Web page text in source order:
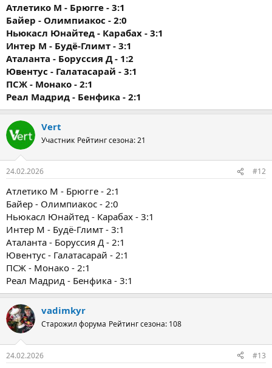
Атлетико М - Брюгге - 3:1
Байер - Олимпиакос - 2:0
Ньюкасл Юнайтед - Карабах - 3:1
Интер М - Будё-Глимт - 3:1
Аталанта - Боруссия Д - 1:2
Ювентус - Галатасарай - 3:1
ПСЖ - Монако - 2:1
Реал Мадрид - Бенфика - 2:1
Vert
Участник Рейтинг сезона: 21
24.02.2026 #12
Атлетико М - Брюгге - 2:1
Байер - Олимпиакос - 2:0
Ньюкасл Юнайтед - Карабах - 3:1
Интер М - Будё-Глимт - 3:1
Аталанта - Боруссия Д - 2:1
Ювентус - Галатасарай - 2:1
ПСЖ - Монако - 2:1
Реал Мадрид - Бенфика - 3:1
vadimkyr
Старожил форума Рейтинг сезона: 108
24.02.2026 #13